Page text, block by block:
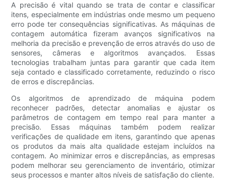
A precisão é vital quando se trata de contar e classificar
itens, especialmente em indústrias onde mesmo um pequeno
erro pode ter consequências significativas. As máquinas de
contagem automática fizeram avanços significativos na
melhoria da precisão e prevenção de erros através do uso de
sensores, câmeras e algoritmos avançados. Essas
tecnologias trabalham juntas para garantir que cada item
seja contado e classificado corretamente, reduzindo o risco
de erros e discrepâncias.
Os algoritmos de aprendizado de máquina podem
reconhecer padrões, detectar anomalias e ajustar os
parâmetros de contagem em tempo real para manter a
precisão. Essas máquinas também podem realizar
verificações de qualidade em itens, garantindo que apenas
os produtos da mais alta qualidade estejam incluídos na
contagem. Ao minimizar erros e discrepâncias, as empresas
podem melhorar seu gerenciamento de inventário, otimizar
seus processos e manter altos níveis de satisfação do cliente.